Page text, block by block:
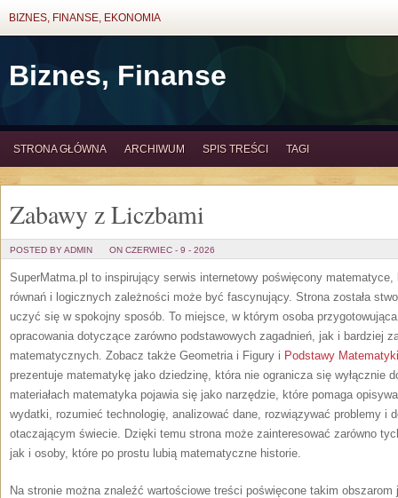
BIZNES, FINANSE, EKONOMIA
Biznes, Finanse
STRONA GŁÓWNA ARCHIWUM SPIS TREŚCI TAGI
Zabawy z Liczbami
POSTED BY ADMIN ON CZERWIEC - 9 - 2026
SuperMatma.pl to inspirujący serwis internetowy poświęcony
równań i logicznych zależności może być fascynujący. Strona została
uczyć się w spokojny sposób. To miejsce, w którym osoba
opracowania dotyczące zarówno podstawowych zagadnień, jak i bardziej
matematycznych. Zobacz także Geometria i Figury i Podstawy Matematyki
prezentuje matematykę jako dziedzinę, która nie ogranicza się wyłącznie
materiałach matematyka pojawia się jako narzędzie, które pomaga
wydatki, rozumieć technologię, analizować dane, rozwiązywać problemy i
otaczającym świecie. Dzięki temu strona może zainteresować zarówno
jak i osoby, które po prostu lubią matematyczne historie.
Na stronie można znaleźć wartościowe treści poświęcone takim